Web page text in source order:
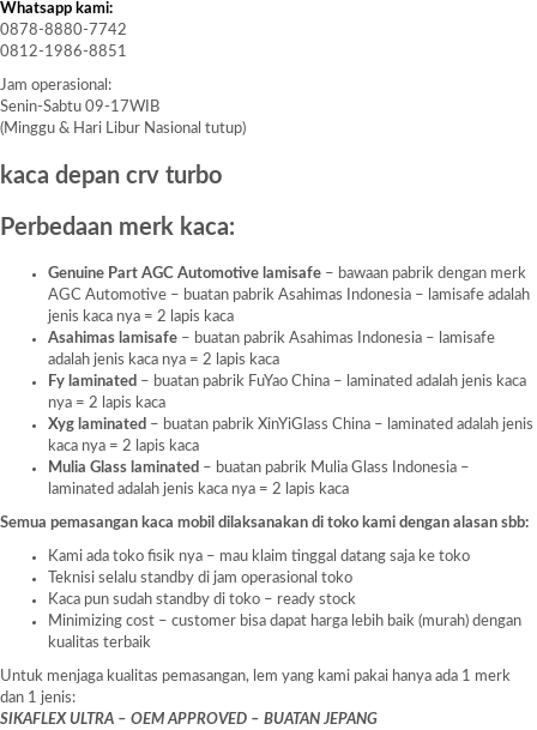
Whatsapp kami:
0878-8880-7742
0812-1986-8851
Jam operasional:
Senin-Sabtu 09-17WIB
(Minggu & Hari Libur Nasional tutup)
kaca depan crv turbo
Perbedaan merk kaca:
Genuine Part AGC Automotive lamisafe – bawaan pabrik dengan merk
AGC Automotive – buatan pabrik Asahimas Indonesia – lamisafe adalah
jenis kaca nya = 2 lapis kaca
Asahimas lamisafe – buatan pabrik Asahimas Indonesia – lamisafe
adalah jenis kaca nya = 2 lapis kaca
Fy laminated – buatan pabrik FuYao China – laminated adalah jenis kaca
nya = 2 lapis kaca
Xyg laminated – buatan pabrik XinYiGlass China – laminated adalah jenis
kaca nya = 2 lapis kaca
Mulia Glass laminated – buatan pabrik Mulia Glass Indonesia –
laminated adalah jenis kaca nya = 2 lapis kaca
Semua pemasangan kaca mobil dilaksanakan di toko kami dengan alasan sbb:
Kami ada toko fisik nya – mau klaim tinggal datang saja ke toko
Teknisi selalu standby di jam operasional toko
Kaca pun sudah standby di toko – ready stock
Minimizing cost – customer bisa dapat harga lebih baik (murah) dengan
kualitas terbaik
Untuk menjaga kualitas pemasangan, lem yang kami pakai hanya ada 1 merk
dan 1 jenis:
SIKAFLEX ULTRA – OEM APPROVED – BUATAN JEPANG